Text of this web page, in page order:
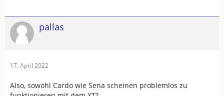
pallas
17. April 2022
Also, sowohl Cardo wie Sena scheinen problemlos zu